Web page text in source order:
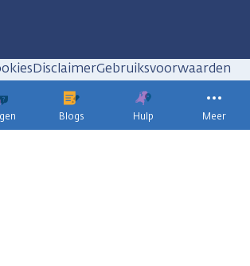
Blogs Hulp Meer
DisclaimerGebruiksvoorwaarden